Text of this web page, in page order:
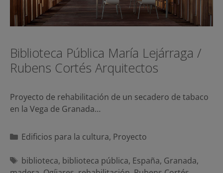
Biblioteca Pública María Lejárraga /
Rubens Cortés Arquitectos
Proyecto de rehabilitación de un secadero de tabaco
en la Vega de Granada…
Categorías
Edificios para la cultura, Proyecto
Etiquetas
biblioteca, biblioteca pública, España, Granada,